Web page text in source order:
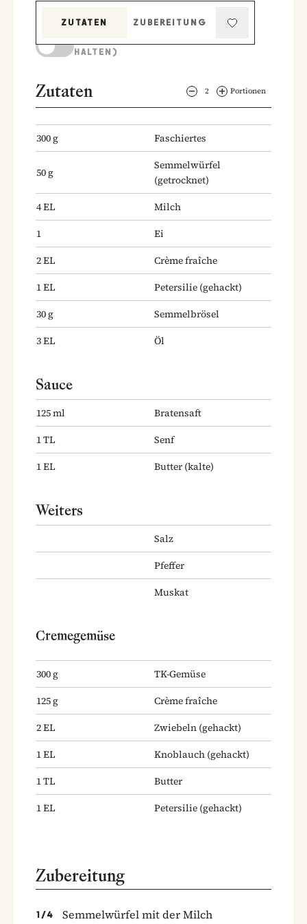
ZUTATEN
ZUBEREITUNG
HALTEN)
Zutaten 2 Portionen
300g Faschiertes
50g
Semmelwürfel
(getrocknet)
4EL
Milch
1
Ei
2EL
Crème fraîche
1EL Petersilie (gehackt)
30g
Semmelbrösel
3EL Öl
Sauce
125ml
Bratensaft
1TL
Senf
1EL Butter (kalte)
Weiters
Salz
Pfeffer
Muskat
Cremegemüse
300g
TK-Gemüse
125g
Crème fraîche
2EL Zwiebeln (gehackt)
1EL Knoblauch (gehackt)
1TL
Butter
1EL Petersilie (gehackt)
Zubereitung
1 /4
Semmelwürfel mit der Milch